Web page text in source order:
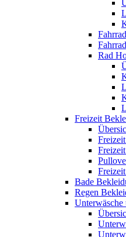
Rad
Freizeit
Bade
Regen
Unterwäsche